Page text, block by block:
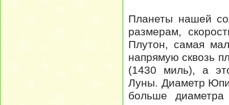
Планеты нашей
размерам,
Плутон, самая
напрямую сквозь
(1430 миль), а
Луны. Диаметр
больше